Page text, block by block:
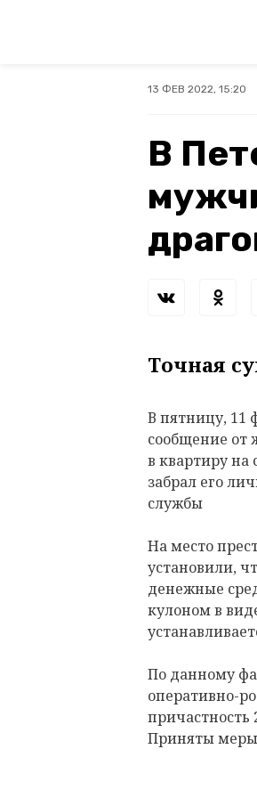
13 ФЕВ 2022, 15:20
В
Точная
В пятницу, 11
сообщение от
в квартиру
забрал его
службы
На место
установили,
денежные
кулоном в
По данному
оперативно-
причастность
Приняты